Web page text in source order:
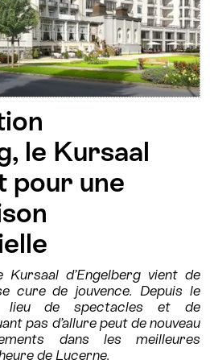
le Kursaal
pour une
d’Engelberg vient de
cure de jouvence. Depuis le
lieu de spectacles et de
pas d’allure peut de nouveau
dans les meilleures
de Lucerne.